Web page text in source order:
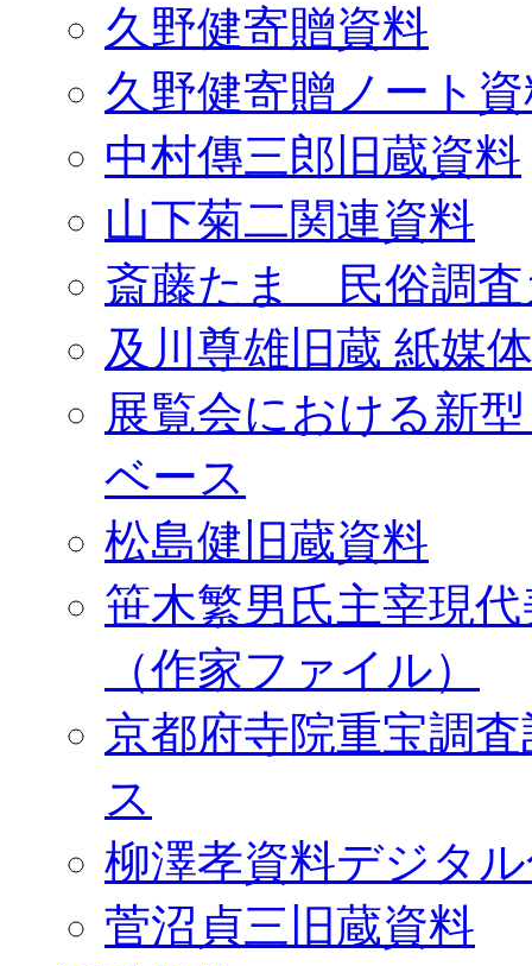
久野健寄贈資料
久野健寄贈ノート
中村傳三郎旧蔵資料
山下菊二関連資料
斎藤たま 民俗調査
及川尊雄旧蔵 紙媒
展覧会における新
ベース
松島健旧蔵資料
笹木繁男氏主宰現
（作家ファイル）
京都府寺院重宝調
ス
柳澤孝資料デジタ
菅沼貞三旧蔵資料